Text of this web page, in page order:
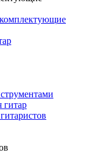
гитар